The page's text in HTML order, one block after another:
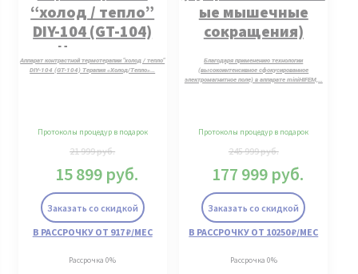
Заказать со скидкой
“холод / тепло”
DIY-104 (GT-104)
Новинка.
Аппарат контрастной термотерапии "холод / тепло"
DIY-104 (GT-104) Терапия «Холод/Тепло»…
Протоколы процедур в подарок
21 999руб.
15 899 руб.
В РАССРОЧКУ ОТ 917 ₽/МЕС
Рассрочка 0%
Заказать со скидкой
ые мышечные
сокращения)
Благодаря применению технологии
(высокоинтенсивное сфокусированное
электромагнитное поле) в аппарате miniHIFEM,…
Протоколы процедур в подарок
245 999руб.
177 999 руб.
В РАССРОЧКУ ОТ 10250 ₽/МЕС
Рассрочка 0%